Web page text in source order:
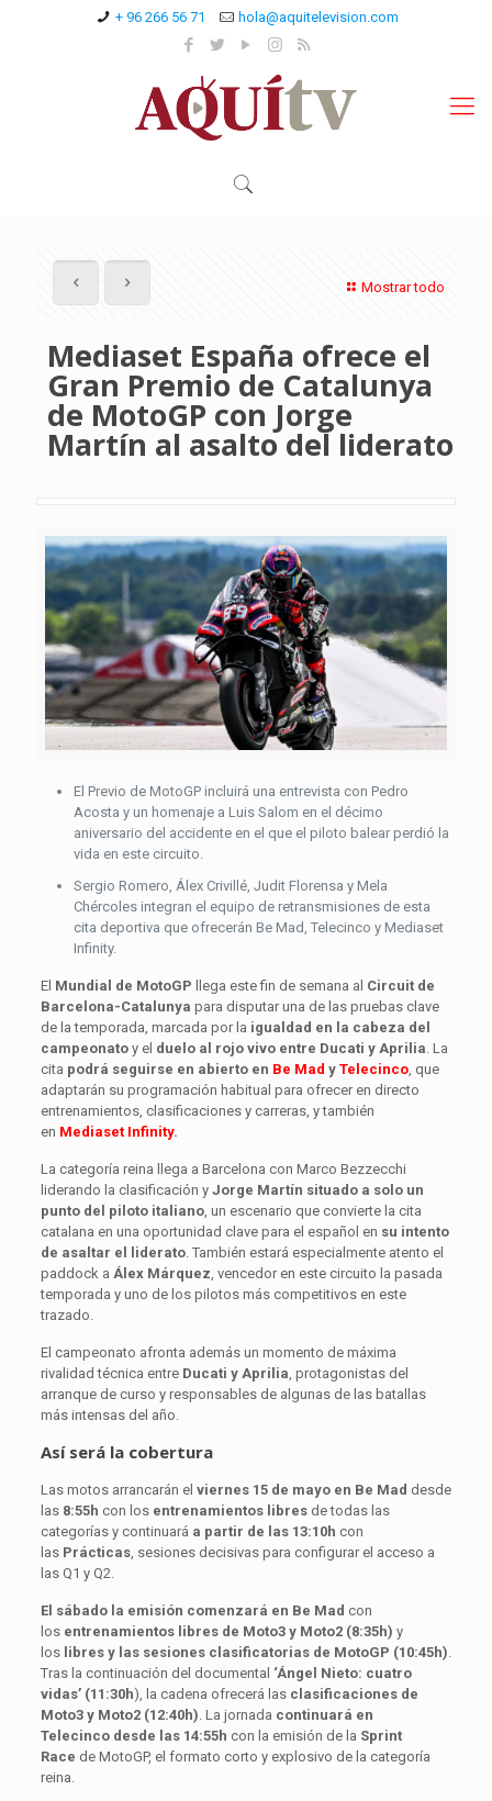
+ 96 266 56 71 hola@aquitelevision.com
Mostrar todo
Mediaset España ofrece el
Gran Premio de Catalunya
de MotoGP con Jorge
Martín al asalto del liderato
El Previo de MotoGP incluirá una entrevista con Pedro
Acosta y un homenaje a Luis Salom en el décimo
aniversario del accidente en el que el piloto balear perdió la
vida en este circuito.
Sergio Romero, Álex Crivillé, Judit Florensa y Mela
Chércoles integran el equipo de retransmisiones de esta
cita deportiva que ofrecerán Be Mad, Telecinco y Mediaset
Infinity.
El Mundial de MotoGP llega este fin de semana al Circuit de
Barcelona-Catalunya para disputar una de las pruebas clave
de la temporada, marcada por la igualdad en la cabeza del
campeonatoy el duelo al rojo vivo entre Ducati y Aprilia . La
cita podrá seguirse en abierto en Be Mad y Telecinco, que
adaptarán su programación habitual para ofrecer en directo
entrenamientos, clasificaciones y carreras, y también
en Mediaset Infinity.
La categoría reina llega a Barcelona con Marco Bezzecchi
liderando la clasificación y Jorge Martín situado a solo un
punto del piloto italiano, un escenario que convierte la cita
catalana en una oportunidad clave para el español en su intento
de asaltar el liderato. También estará especialmente atento el
paddock a Álex Márquez , vencedor en este circuito la pasada
temporada y uno de los pilotos más competitivos en este
trazado.
El campeonato afronta además un momento de máxima
rivalidad técnica entre Ducati y Aprilia , protagonistas del
arranque de curso y responsables de algunas de las batallas
más intensas del año.
Así será la cobertura
Las motos arrancarán el viernes 15 de mayo en Be Mad desde
las 8:55h con los entrenamientos libresde todas las
categorías y continuará a partir de las 13:10h con
las Prácticas, sesiones decisivas para configurar el acceso a
las Q1 y Q2.
El sábado la emisión comenzará en Be Mad con
los entrenamientos libres de Moto3 y Moto2 (8:35h) y
los libres y las sesiones clasificatorias de MotoGP (10:45h)
Tras la continuación del documental ‘Ángel Nieto: cuatro
vidas’ (11:30h), la cadena ofrecerá las clasificaciones de
Moto3 y Moto2 (12:40h) . La jornada continuará en
Telecinco desde las 14:55h con la emisión de la Sprint
Race de MotoGP, el formato corto y explosivo de la categoría
reina.